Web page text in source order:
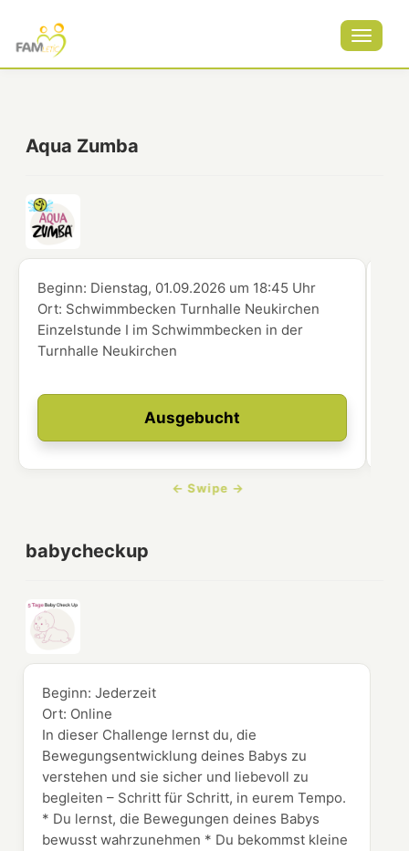
Toggle
Aqua Zumba
Ausgebucht
Beginn: Dienstag, 01.09.2026 um 18:45 Uhr
Ort: Schwimmbecken Turnhalle Neukirchen
Einzelstunde I im Schwimmbecken in der
Turnhalle Neukirchen
babycheckup
Beginn:Jederzeit
Ort: Online
In dieser Challenge lernst du, die
Bewegungsentwicklung deines Babys zu
verstehen und sie sicher und liebevoll zu
begleiten – Schritt für Schritt, in eurem Tempo.
* Du lernst, die Bewegungen deines Babys
bewusst wahrzunehmen * Du bekommst kleine